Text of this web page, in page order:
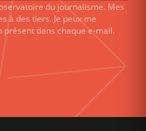
du journalisme. Mes
à des tiers. Je peux me
dans chaque e-mail.